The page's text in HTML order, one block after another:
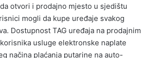
otvori i prodajno mjesto u sjedištu
mogli da kupe uređaje svakog
Dostupnost TAG uređaja na prodajnim
usluge elektronske naplate
načina plaćanja putarine na auto-